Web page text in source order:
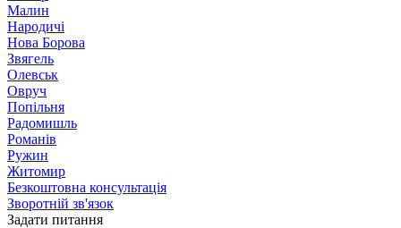
Малин
Народичі
Нова Борова
Звягель
Олевськ
Овруч
Попільня
Радомишль
Романів
Ружин
Житомир
Безкоштовна консультація
Зворотній зв'язок
Задати питання